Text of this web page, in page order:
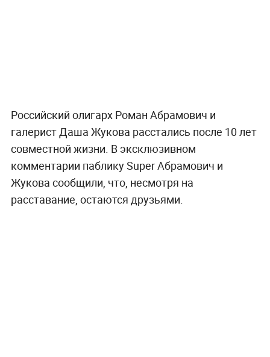
Российский олигарх Роман Абрамович и
галерист Даша Жукова расстались после 10 лет
совместной жизни. В эксклюзивном
комментарии паблику Super Абрамович и
Жукова сообщили, что, несмотря на
расставание, остаются друзьями.